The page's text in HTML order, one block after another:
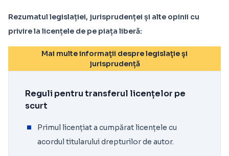
Rezumatul legislației, jurisprudenței și alte opinii cu
privire la licențele de pe piața liberă:
Mai multe informaţii despre legislaţie şi
jurisprudență
Reguli pentru transferul licențelor pe
scurt
Primul licențiat a cumpărat licențele cu
acordul titularului drepturilor de autor.